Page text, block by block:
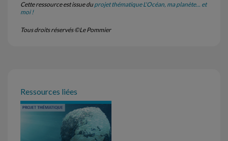
Cette ressource est issue du projet thématique L'Océan, ma planète... et
moi !
Tous droits réservés ©Le Pommier
Ressources liées